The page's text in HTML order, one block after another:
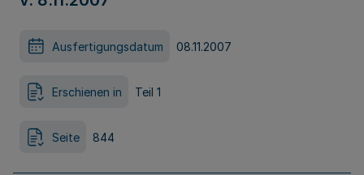
Ausfertigungsdatum 08.11.2007
Erschienen in Teil 1
Seite 844